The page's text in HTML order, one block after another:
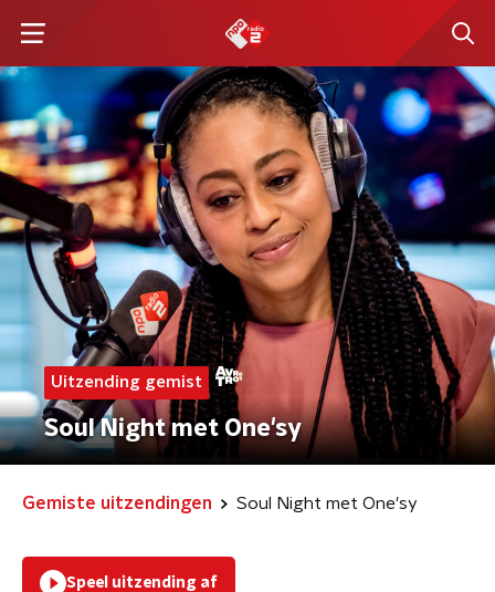
Uitzending gemist
Soul Night met One'sy
Gemiste uitzendingen Soul Night met One'sy
Speel uitzending af